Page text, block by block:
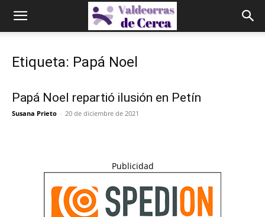
Etiqueta: Papá Noel
Papá Noel repartió ilusión en Petín
Susana Prieto - 20 de diciembre de 2021
Publicidad